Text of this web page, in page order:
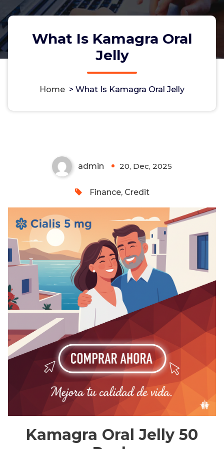
What Is Kamagra Oral
Jelly
Home > What Is Kamagra Oral Jelly
admin 20, Dec, 2025
Finance, Credit
Kamagra Oral Jelly 50